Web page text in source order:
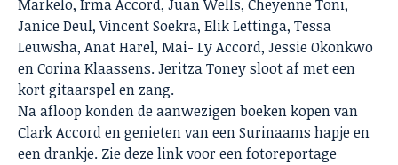
Markelo, Irma Accord, Juan Wells, Cheyenne Toni,
Janice Deul, Vincent Soekra, Elik Lettinga, Tessa
Leuwsha, Anat Harel, Mai- Ly Accord, Jessie Okonkwo
en Corina Klaassens. Jeritza Toney sloot af met een
kort gitaarspel en zang.
Na afloop konden de aanwezigen boeken kopen van
Clark Accord en genieten van een Surinaams hapje en
een drankje. Ziedeze linkvoor een fotoreportage